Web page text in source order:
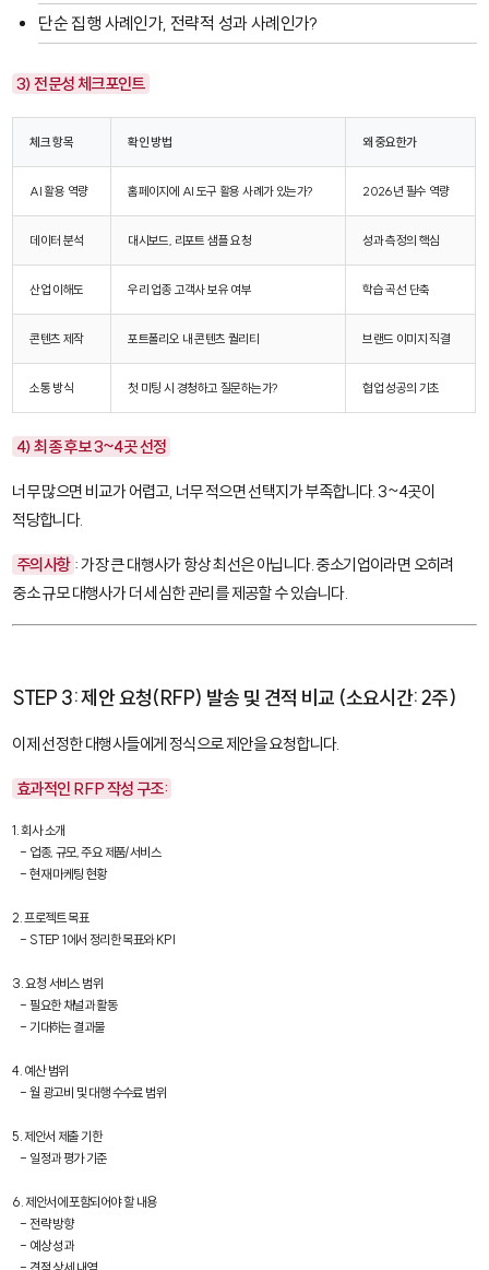
단순 집행 사례인가, 전략적 성과 사례인가?
3) 전문성 체크포인트
체크 항목 확인 방법 왜 중요한가
AI 활용 역량 홈페이지에 AI 도구 활용 사례가 있는가? 2026년 필수 역량
데이터 분석 대시보드, 리포트 샘플 요청 성과 측정의 핵심
산업 이해도 우리 업종 고객사 보유 여부 학습 곡선 단축
콘텐츠 제작 포트폴리오 내 콘텐츠 퀄리티 브랜드 이미지 직결
소통 방식 첫 미팅 시 경청하고 질문하는가? 협업 성공의 기초
4) 최종 후보 3~4곳 선정
너무 많으면 비교가 어렵고, 너무 적으면 선택지가 부족합니다. 3~4곳이
적당합니다.
주의사항 : 가장 큰 대행사가 항상 최선은 아닙니다. 중소기업이라면 오히려
중소 규모 대행사가 더 세심한 관리를 제공할 수 있습니다.
STEP 3: 제안 요청(RFP) 발송 및 견적 비교 (소요시간: 2주)
이제 선정한 대행사들에게 정식으로 제안을 요청합니다.
효과적인 RFP 작성 구조:
1. 회사 소개
   - 업종, 규모, 주요 제품/서비스
   - 현재 마케팅 현황
2. 프로젝트 목표
   - STEP 1에서 정리한 목표와 KPI
3. 요청 서비스 범위
   - 필요한 채널과 활동
   - 기대하는 결과물
4. 예산 범위
   - 월 광고비 및 대행 수수료 범위
5. 제안서 제출 기한
   - 일정과 평가 기준
6. 제안서에 포함되어야 할 내용
   - 전략 방향
   - 예상 성과